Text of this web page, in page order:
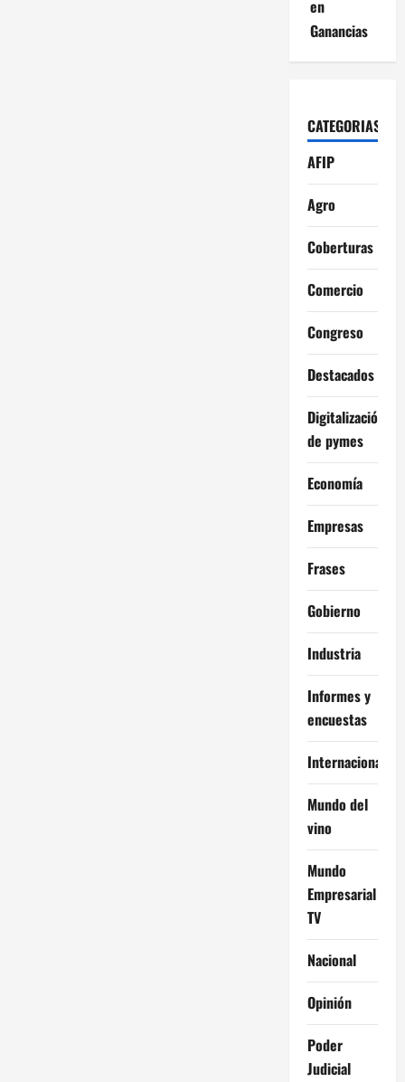
en
Ganancias
CATEGORIAS
AFIP
Agro
Coberturas
Comercio
Congreso
Destacados
Digitalización
de pymes
Economía
Empresas
Frases
Gobierno
Industria
Informes y
encuestas
Internacional
Mundo del
vino
Mundo
Empresarial
TV
Nacional
Opinión
Poder
Judicial